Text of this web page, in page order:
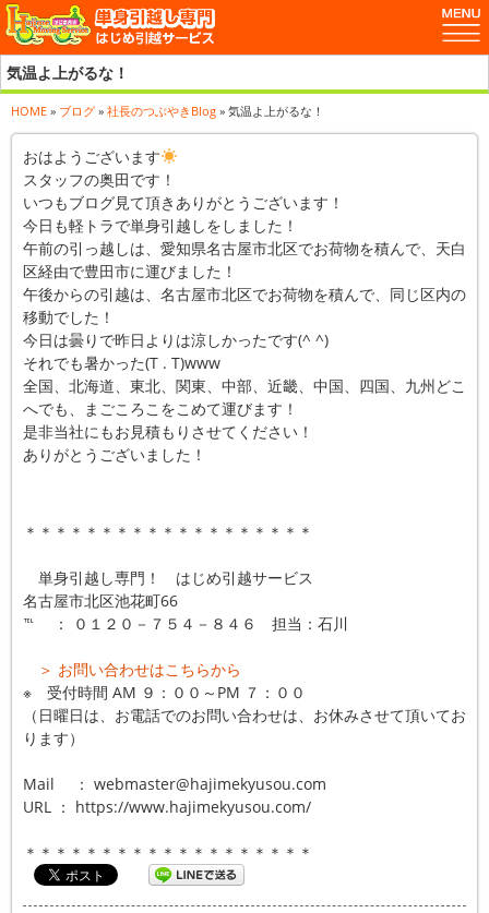
気温よ上がるな！
HOME » ブログ » 社長のつぶやきBlog » 気温よ上がるな！
おはようございます
スタッフの奥田です！
いつもブログ見て頂きありがとうございます！
今日も軽トラで単身引越しをしました！
午前の引っ越しは、愛知県名古屋市北区でお荷物を積んで、天白
区経由で豊田市に運びました！
午後からの引越は、名古屋市北区でお荷物を積んで、同じ区内の
移動でした！
今日は曇りで昨日よりは涼しかったです(^ ^)
それでも暑かった(T . T)www
全国、北海道、東北、関東、中部、近畿、中国、四国、九州どこ
へでも、まごころこをこめて運びます！
是非当社にもお見積もりさせてください！
ありがとうございました！
＊＊＊＊＊＊＊＊＊＊＊＊＊＊＊＊＊＊＊
単身引越し専門！ はじめ引越サービス
名古屋市北区池花町66
℡ ： ０１２０－７５４－８４６ 担当：石川
＞ お問い合わせはこちらから
※ 受付時間 AM ９：００～PM ７：００
（日曜日は、お電話でのお問い合わせは、お休みさせて頂いてお
ります）
Mail ： webmaster@hajimekyusou.com
URL ： https://www.hajimekyusou.com/
＊＊＊＊＊＊＊＊＊＊＊＊＊＊＊＊＊＊＊